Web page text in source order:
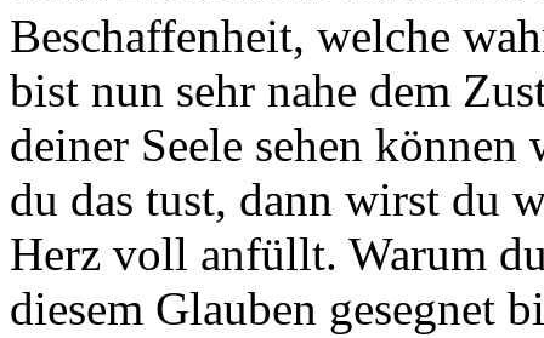
Beschaffenheit, welche
bist nun sehr nahe dem
deiner Seele sehen
du das tust, dann wirst du
Herz voll anfüllt. Warum
diesem Glauben gesegnet